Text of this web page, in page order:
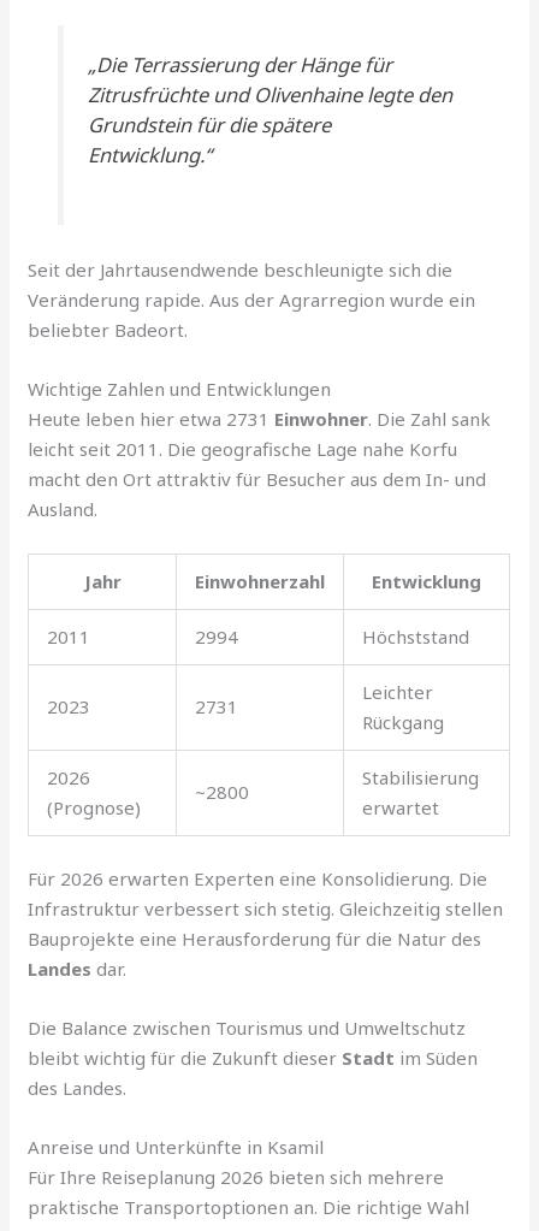
„Die Terrassierung der Hänge für
Zitrusfrüchte und Olivenhaine legte den
Grundstein für die spätere
Entwicklung.“
Seit der Jahrtausendwende beschleunigte sich die
Veränderung rapide. Aus der Agrarregion wurde ein
beliebter Badeort.
Wichtige Zahlen und Entwicklungen
Heute leben hier etwa 2731 Einwohner. Die Zahl sank
leicht seit 2011. Die geografische Lage nahe Korfu
macht den Ort attraktiv für Besucher aus dem In- und
Ausland.
Jahr Einwohnerzahl Entwicklung
2011 2994 Höchststand
2023 2731
Leichter
Rückgang
2026
(Prognose)
~2800
Stabilisierung
erwartet
Für 2026 erwarten Experten eine Konsolidierung. Die
Infrastruktur verbessert sich stetig. Gleichzeitig stellen
Bauprojekte eine Herausforderung für die Natur des
Landes dar.
Die Balance zwischen Tourismus und Umweltschutz
bleibt wichtig für die Zukunft dieser Stadt im Süden
des Landes.
Anreise und Unterkünfte in Ksamil
Für Ihre Reiseplanung 2026 bieten sich mehrere
praktische Transportoptionen an. Die richtige Wahl